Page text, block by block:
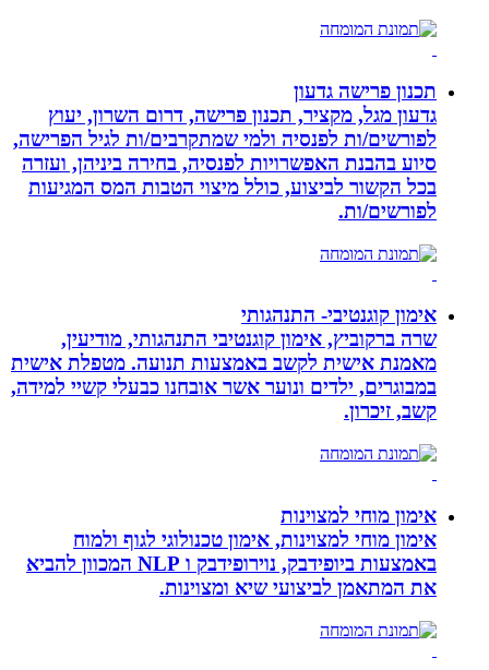
תכנון פרישה גדעון
גדעון מגל, מקציר, תכנון פרישה, דרום השרון, יעוץ
לפורשים/ות לפנסיה ולמי שמתקרבים/ות לגיל הפרישה,
סיוע בהבנת האפשרויות לפנסיה, בחירה ביניהן, ועזרה
בכל הקשור לביצוע, כולל מיצוי הטבות המס המגיעות
לפורשים/ות.
אימון קוגנטיבי- התנהגותי
שרה ברקוביץ, אימון קוגנטיבי התנהגותי, מודיעין,
מאמנת אישית לקשב באמצעות תנועה. מטפלת אישית
במבוגרים, ילדים ונוער אשר אובחנו כבעלי קשיי למידה,
קשב, זיכרון.
אימון מוחי למצוינות
אימון מוחי למצוינות, אימון טכנולוגי לגוף ולמוח
באמצעות ביופידבק, נוירופידבק ו NLP המכוון להביא
את המתאמן לביצועי שיא ומצוינות.